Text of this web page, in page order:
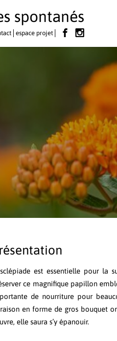
spontanés
espace projet
est essentielle pour la
ce magnifique papillon
de nourriture pour
en forme de gros bouquet
elle saura s’y épanouir.